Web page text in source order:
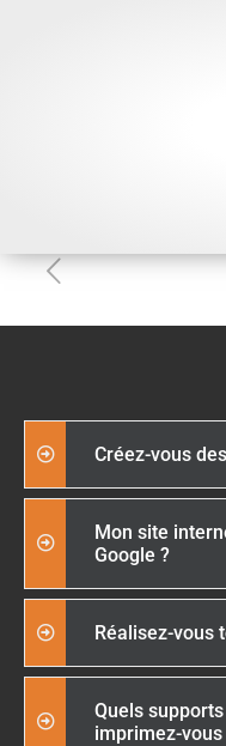
Créez-vous
Mon site
Google ?
Réalisez-vous
Quels
imprimez-vous